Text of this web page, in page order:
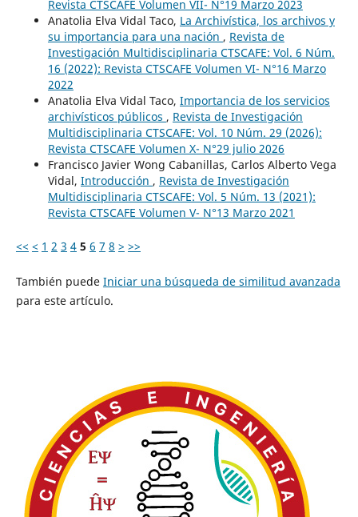
Revista CTSCAFE Volumen VII- N°19 Marzo 2023
Anatolia Elva Vidal Taco, La Archivística, los archivos y
su importancia para una nación , Revista de
Investigación Multidisciplinaria CTSCAFE: Vol. 6 Núm.
16 (2022): Revista CTSCAFE Volumen VI- N°16 Marzo
2022
Anatolia Elva Vidal Taco, Importancia de los servicios
archivísticos públicos , Revista de Investigación
Multidisciplinaria CTSCAFE: Vol. 10 Núm. 29 (2026):
Revista CTSCAFE Volumen X- N°29 julio 2026
Francisco Javier Wong Cabanillas, Carlos Alberto Vega
Vidal, Introducción , Revista de Investigación
Multidisciplinaria CTSCAFE: Vol. 5 Núm. 13 (2021):
Revista CTSCAFE Volumen V- N°13 Marzo 2021
<< < 1 2 3 4 5 6 7 8 > >>
También puede Iniciar una búsqueda de similitud avanzada
para este artículo.